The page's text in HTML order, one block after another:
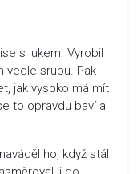
s lukem. Vyrobil
vedle srubu. Pak
jak vysoko má mít
to opravdu baví a
ho, když stál